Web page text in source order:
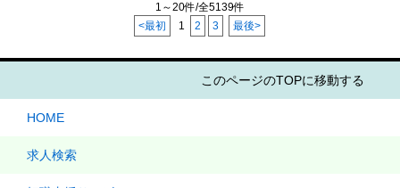
1～20件/全5139件
<最初
1 2 3 最後>
このページのTOPに移動する
HOME
求人検索